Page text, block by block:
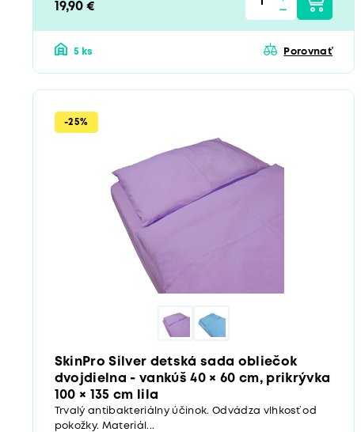
19,90 €
5 ks Porovnať
-25%
SkinPro Silver detská sada obliečok
dvojdielna - vankúš 40 × 60 cm, prikrývka
100 × 135 cm lila
Trvalý antibakteriálny účinok. Odvádza vlhkosť od
pokožky. Materiál...